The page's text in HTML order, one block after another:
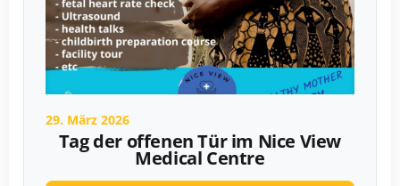
29. März 2026
Tag der offenen Tür im Nice View
Medical Centre